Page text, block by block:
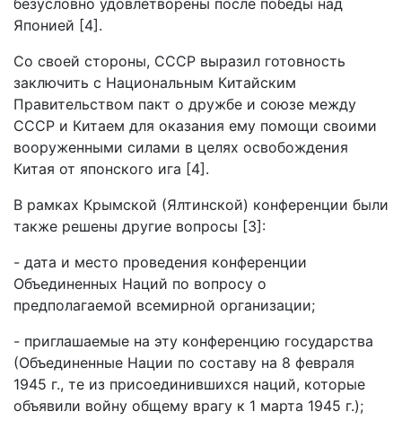
безусловно удовлетворены после победы над
Японией [4].
Со своей стороны, СССР выразил готовность
заключить с Национальным Китайским
Правительством пакт о дружбе и союзе между
СССР и Китаем для оказания ему помощи своими
вооруженными силами в целях освобождения
Китая от японского ига [4].
В рамках Крымской (Ялтинской) конференции были
также решены другие вопросы [3]:
- дата и место проведения конференции
Объединенных Наций по вопросу о
предполагаемой всемирной организации;
- приглашаемые на эту конференцию государства
(Объединенные Нации по составу на 8 февраля
1945 г., те из присоединившихся наций, которые
объявили войну общему врагу к 1 марта 1945 г.);